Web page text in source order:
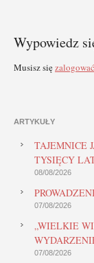
Wypowiedz
Musisz sięzalogować
ARTYKUŁY
TAJEMNICE
TYSIĘCY
08/08/2026
07/08/2026
„WIELKIE
07/08/2026